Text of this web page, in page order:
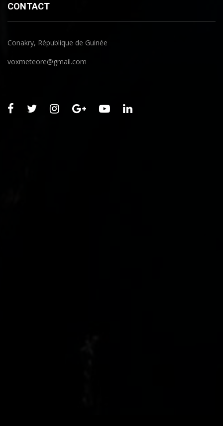
CONTACT
Conakry, République de Guinée
voxmeteore@gmail.com